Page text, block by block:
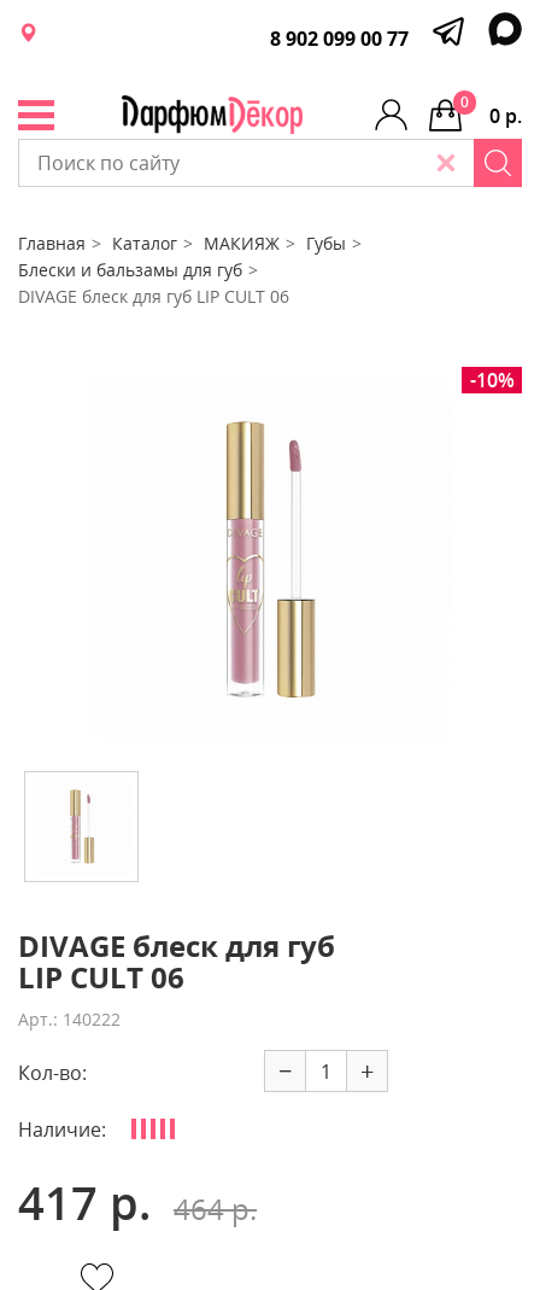
8 902 099 00 77
0 р.
0
Главная Каталог МАКИЯЖ
Губы
Блески и бальзамы для губ
DIVAGE блеск для губ LIP CULT 06
-10%
DIVAGE блеск для губ
LIP CULT 06
Арт.: 140222
Кол-во: − +
Наличие:
417 р. 464 р.